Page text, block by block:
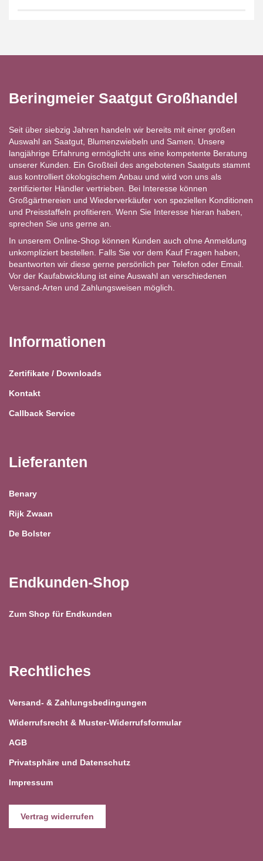
Beringmeier Saatgut Großhandel
Seit über siebzig Jahren handeln wir bereits mit einer großen
Auswahl an Saatgut, Blumenzwiebeln und Samen. Unsere
langjährige Erfahrung ermöglicht uns eine kompetente Beratung
unserer Kunden. Ein Großteil des angebotenen Saatguts stammt
aus kontrolliert ökologischem Anbau und wird von uns als
zertifizierter Händler vertrieben. Bei Interesse können
Großgärtnereien und Wiederverkäufer von speziellen Konditionen
und Preisstaffeln profitieren. Wenn Sie Interesse hieran haben,
sprechen Sie uns gerne an.
In unserem Online-Shop können Kunden auch ohne Anmeldung
unkompliziert bestellen. Falls Sie vor dem Kauf Fragen haben,
beantworten wir diese gerne persönlich per Telefon oder Email.
Vor der Kaufabwicklung ist eine Auswahl an verschiedenen
Versand-Arten und Zahlungsweisen möglich.
Informationen
Zertifikate / Downloads
Kontakt
Callback Service
Lieferanten
Benary
Rijk Zwaan
De Bolster
Endkunden-Shop
Zum Shop für Endkunden
Rechtliches
Versand- & Zahlungsbedingungen
Widerrufsrecht & Muster-Widerrufsformular
AGB
Privatsphäre und Datenschutz
Impressum
Vertrag widerrufen